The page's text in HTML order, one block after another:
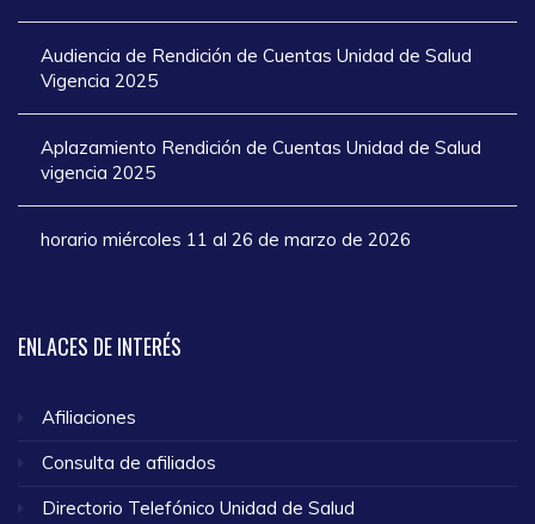
Audiencia de Rendición de Cuentas Unidad de Salud
Vigencia 2025
Aplazamiento Rendición de Cuentas Unidad de Salud
vigencia 2025
horario miércoles 11 al 26 de marzo de 2026
ENLACES DE INTERÉS
Afiliaciones
Consulta de afiliados
Directorio Telefónico Unidad de Salud